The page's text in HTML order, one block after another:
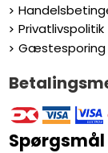
Privatlivspolitik
Gæstesporing